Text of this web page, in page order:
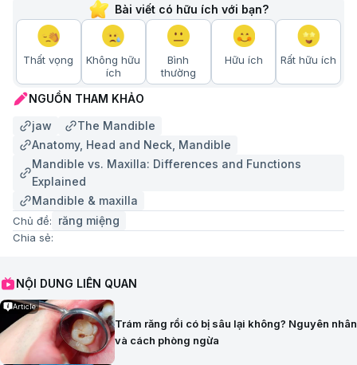
Bài viết có hữu ích với bạn?
Thất vọng
Không hữu
ích
Bình
thường
Hữu ích Rất hữu ích
NGUỒN THAM KHẢO
jaw
The Mandible
Anatomy, Head and Neck, Mandible
Mandible vs. Maxilla: Differences and Functions
Explained
Mandible & maxilla
Chủ đề: răng miệng
Chia sẻ:
NỘI DUNG LIÊN QUAN
Article
Trám răng rồi có bị sâu lại không? Nguyên nhân
và cách phòng ngừa